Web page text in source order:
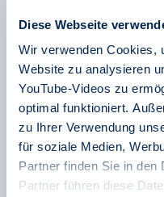
Diese Webseite
Wir verwenden Cookies,
Website zu analysieren
YouTube-Videos zu
optimal funktioniert.
zu Ihrer Verwendung
für soziale Medien,
Partner finden Sie in den
Partner führen diese
Schichtdienst im ÖPNV
21. Dezember 2022
Heute geht unser
zweite Runde.
Schneider mit
an Feiertagen.